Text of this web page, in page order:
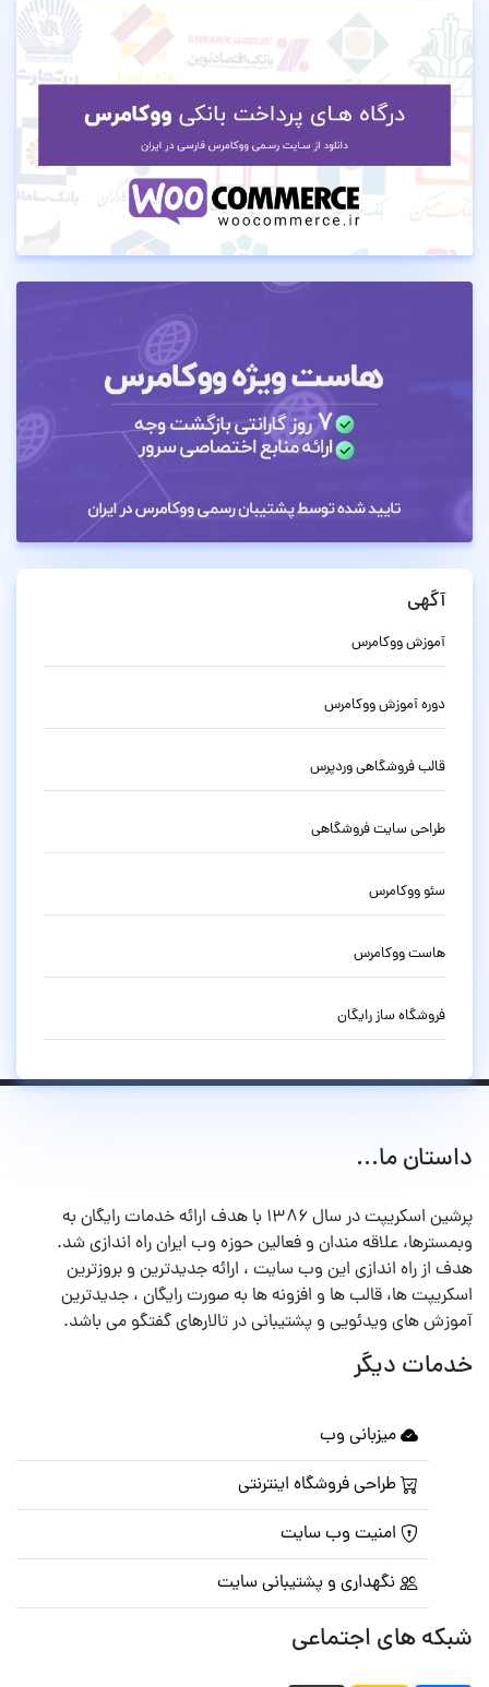
آگهی
آموزش ووکامرس
دوره آموزش ووکامرس
قالب فروشگاهی وردپرس
طراحی سایت فروشگاهی
سئو ووکامرس
هاست ووکامرس
فروشگاه ساز رایگان
داستان ما...
پرشین اسکریپت در سال ۱۳۸۶ با هدف ارائه خدمات رایگان به
وبمسترها، علاقه مندان و فعالین حوزه وب ایران راه اندازی شد.
هدف از راه اندازی این وب سایت ، ارائه جدیدترین و بروزترین
اسکریپت ها، قالب ها و افزونه ها به صورت رایگان ، جدیدترین
آموزش های ویدئویی و پشتیبانی در تالارهای گفتگو می باشد.
خدمات دیگر
میزبانی وب
طراحی فروشگاه اینترنتی
امنیت وب سایت
نگهداری و پشتیبانی سایت
شبکه های اجتماعی